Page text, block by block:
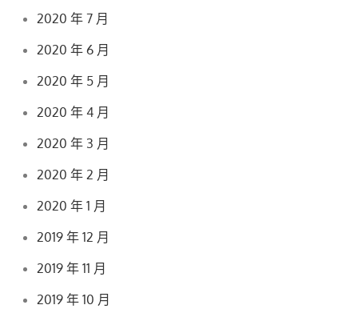
2020 年 7 月
2020 年 6 月
2020 年 5 月
2020 年 4 月
2020 年 3 月
2020 年 2 月
2020 年 1 月
2019 年 12 月
2019 年 11 月
2019 年 10 月